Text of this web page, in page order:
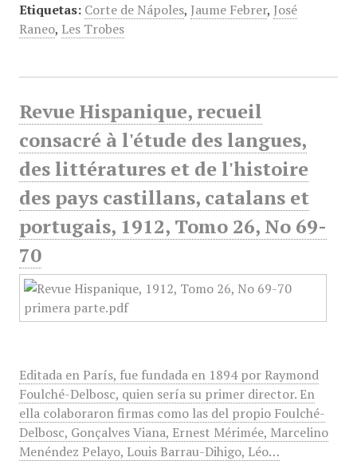
Etiquetas: Corte de Nápoles, Jaume Febrer, José
Raneo, Les Trobes
Revue Hispanique, recueil
consacré à l'étude des langues,
des littératures et de l'histoire
des pays castillans, catalans et
portugais, 1912, Tomo 26, No 69-
70
Editada en París, fue fundada en 1894 por Raymond
Foulché-Delbosc, quien sería su primer director. En
ella colaboraron firmas como las del propio Foulché-
Delbosc, Gonçalves Viana, Ernest Mérimée, Marcelino
Menéndez Pelayo, Louis Barrau-Dihigo, Léo…